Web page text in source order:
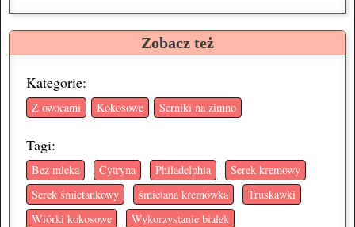
Zobacz też
Kategorie:
Z owocami Kokosowe Serniki na zimno
Tagi:
Bez mleka Cytryna Philadelphia
Serek kremowy
Serek śmietankowy
śmietana kremówka
Truskawki
Wiórki kokosowe
Wykorzystanie białek